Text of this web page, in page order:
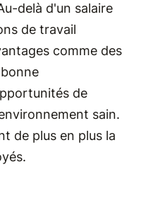
delà d'un salaire
de travail
comme des
de
sain.
de plus en plus la